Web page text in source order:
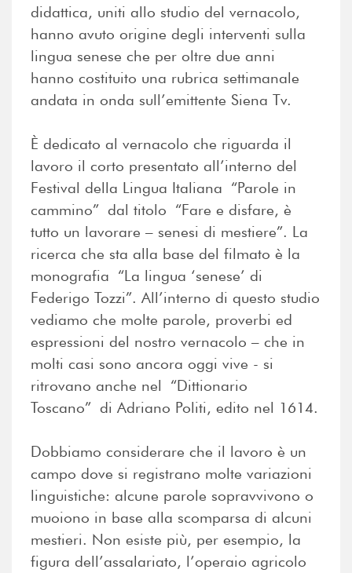
didattica, uniti allo studio del vernacolo,
hanno avuto origine degli interventi sulla
lingua senese che per oltre due anni
hanno costituito una rubrica settimanale
andata in onda sull’emittente Siena Tv.
È dedicato al vernacolo che riguarda il
lavoro il corto presentato all’interno del
Festival della Lingua Italiana “Parole in
cammino” dal titolo “Fare e disfare, è
tutto un lavorare – senesi di mestiere”. La
ricerca che sta alla base del filmato è la
monografia “La lingua ‘senese’ di
Federigo Tozzi”. All’interno di questo studio
vediamo che molte parole, proverbi ed
espressioni del nostro vernacolo – che in
molti casi sono ancora oggi vive - si
ritrovano anche nel “Dittionario
Toscano” di Adriano Politi, edito nel 1614.
Dobbiamo considerare che il lavoro è un
campo dove si registrano molte variazioni
linguistiche: alcune parole sopravvivono o
muoiono in base alla scomparsa di alcuni
mestieri. Non esiste più, per esempio, la
figura dell’assalariato, l’operaio agricolo